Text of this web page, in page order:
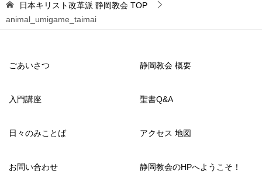
日本キリスト改革派 静岡教会 TOP
animal_umigame_taimai
ごあいさつ 静岡教会 概要
入門講座 聖書Q&A
日々のみことば アクセス 地図
お問い合わせ 静岡教会のHPへようこそ！